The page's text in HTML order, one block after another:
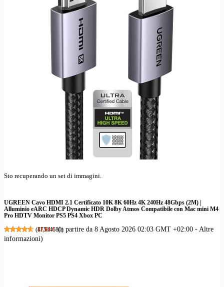
Sto recuperando un set di immagini.
UGREEN Cavo HDMI 2.1 Certificato 10K 8K 60Hz 4K 240Hz 48Gbps (2M) |
Alluminio eARC HDCP Dynamic HDR Dolby Atmos Compatibile con Mac mini M4
Pro HDTV Monitor PS5 PS4 Xbox PC
(47514580)
11,04 € (a partire da 8 Agosto 2026 02:03 GMT +02:00 - Altre
informazioni)